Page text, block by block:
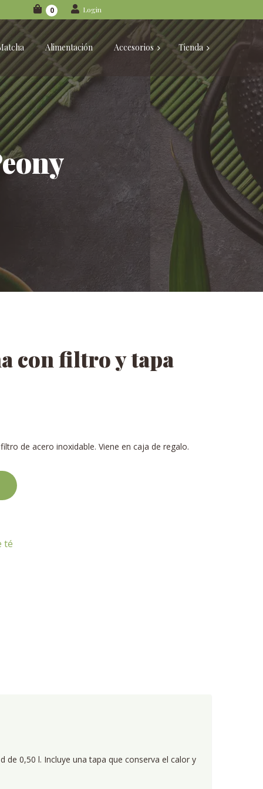
0 Login
Alimentación Accesorios Tienda
con filtro y tapa
de acero inoxidable. Viene en caja de regalo.
té
0,50 l. Incluye una tapa que conserva el calor y